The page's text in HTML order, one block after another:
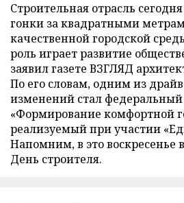
Строительная отрасль
гонки за квадратными
качественной городской
роль играет развитие
заявил газете ВЗГЛЯД
По его словам, одним из
изменений стал
«Формирование комфортной
реализуемый при участии
Напомним, в это воскресенье
День строителя.